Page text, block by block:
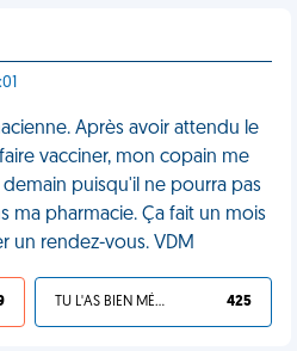
Après avoir attendu le
vacciner, mon copain me
puisqu'il ne pourra pas
ma pharmacie. Ça fait un mois
un rendez-vous. VDM
TU L'AS BIEN MÉRITÉ 425